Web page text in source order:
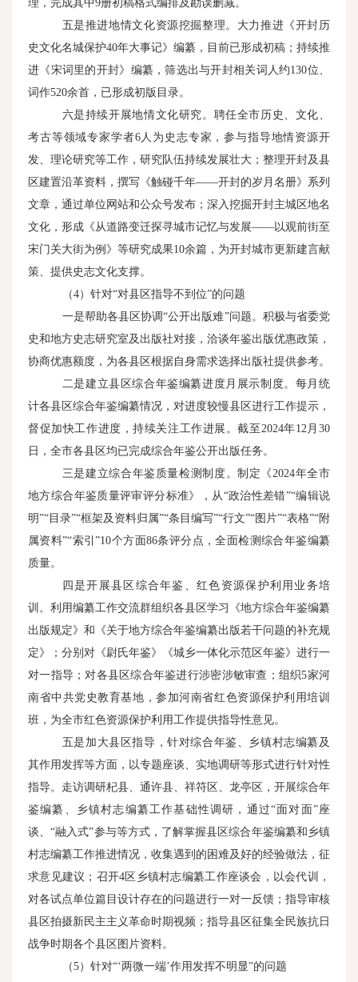
理，完成其中9册初稿格式编排及勘误删减。
五是推进地情文化资源挖掘整理。大力推进《开封历
史文化名城保护40年大事记》编纂，目前已形成初稿；持续推
进《宋词里的开封》编纂，筛选出与开封相关词人约130位、
词作520余首，已形成初版目录。
六是持续开展地情文化研究。聘任全市历史、文化、
考古等领域专家学者6人为史志专家，参与指导地情资源开
发、理论研究等工作，研究队伍持续发展壮大；整理开封及县
区建置沿革资料，撰写《触碰千年——开封的岁月名册》系列
文章，通过单位网站和公众号发布；深入挖掘开封主城区地名
文化，形成《从道路变迁探寻城市记忆与发展——以观前街至
宋门关大街为例》等研究成果10余篇，为开封城市更新建言献
策、提供史志文化支撑。
（4）针对“对县区指导不到位”的问题
一是帮助各县区协调“公开出版难”问题。积极与省委党
史和地方史志研究室及出版社对接，洽谈年鉴出版优惠政策，
协商优惠额度，为各县区根据自身需求选择出版社提供参考。
二是建立县区综合年鉴编纂进度月展示制度。每月统
计各县区综合年鉴编纂情况，对进度较慢县区进行工作提示，
督促加快工作进度，持续关注工作进展。截至2024年12月30
日，全市各县区均已完成综合年鉴公开出版任务。
三是建立综合年鉴质量检测制度。制定《2024年全市
地方综合年鉴质量评审评分标准》，从“政治性差错”“编辑说
明”“目录”“框架及资料归属”“条目编写”“行文”“图片”“表格”“附
属资料”“索引”10个方面86条评分点，全面检测综合年鉴编纂
质量。
四是开展县区综合年鉴、红色资源保护利用业务培
训。利用编纂工作交流群组织各县区学习《地方综合年鉴编纂
出版规定》和《关于地方综合年鉴编纂出版若干问题的补充规
定》；分别对《尉氏年鉴》《城乡一体化示范区年鉴》进行一
对一指导；对各县区综合年鉴进行涉密涉敏审查；组织5家河
南省中共党史教育基地，参加河南省红色资源保护利用培训
班，为全市红色资源保护利用工作提供指导性意见。
五是加大县区指导，针对综合年鉴、乡镇村志编纂及
其作用发挥等方面，以专题座谈、实地调研等形式进行针对性
指导。走访调研杞县、通许县、祥符区、龙亭区，开展综合年
鉴编纂、乡镇村志编纂工作基础性调研，通过“面对面”座
谈、“融入式”参与等方式，了解掌握县区综合年鉴编纂和乡镇
村志编纂工作推进情况，收集遇到的困难及好的经验做法，征
求意见建议；召开4区乡镇村志编纂工作座谈会，以会代训，
对各试点单位篇目设计存在的问题进行一对一反馈；指导审核
县区拍摄新民主主义革命时期视频；指导县区征集全民族抗日
战争时期各个县区图片资料。
（5）针对“‘两微一端’作用发挥不明显”的问题